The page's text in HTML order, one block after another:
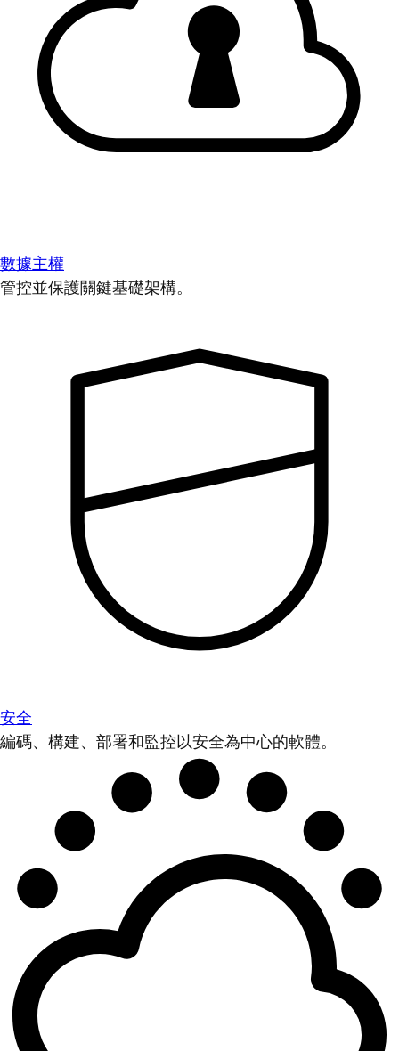
數據主權
管控並保護關鍵基礎架構。
安全
編碼、構建、部署和監控以安全為中心的軟體。